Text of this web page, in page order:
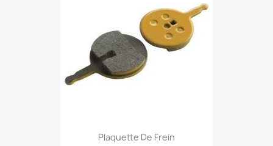
Plaquette De Frein